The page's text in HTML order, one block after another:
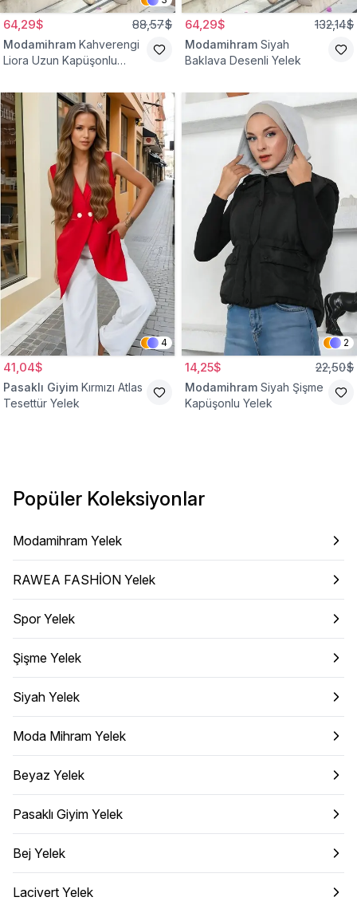
64,29$ 88,57$
Modamihram Kahverengi
Liora Uzun Kapüşonlu
64,29$ 132,14$
Modamihram Siyah
Baklava Desenli Yelek
4
41,04$
Pasaklı Giyim Kırmızı Atlas
Tesettür Yelek
2
14,25$ 22,50$
Modamihram Siyah Şişme
Kapüşonlu Yelek
Popüler Koleksiyonlar
Modamihram Yelek
RAWEA FASHİON Yelek
Spor Yelek
Şişme Yelek
Siyah Yelek
Moda Mihram Yelek
Beyaz Yelek
Pasaklı Giyim Yelek
Bej Yelek
Lacivert Yelek